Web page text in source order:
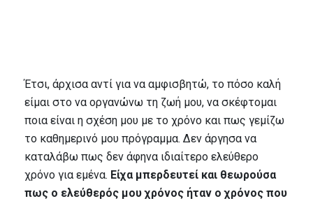
Έτσι, άρχισα αντί για να αμφισβητώ, το πόσο καλή
είμαι στο να οργανώνω τη ζωή μου, να σκέφτομαι
ποια είναι η σχέση μου με το χρόνο και πως γεμίζω
το καθημερινό μου πρόγραμμα. Δεν άργησα να
καταλάβω πως δεν άφηνα ιδιαίτερο ελεύθερο
χρόνο για εμένα. Είχα μπερδευτεί και θεωρούσα
πως ο ελεύθερός μου χρόνος ήταν ο χρόνος που